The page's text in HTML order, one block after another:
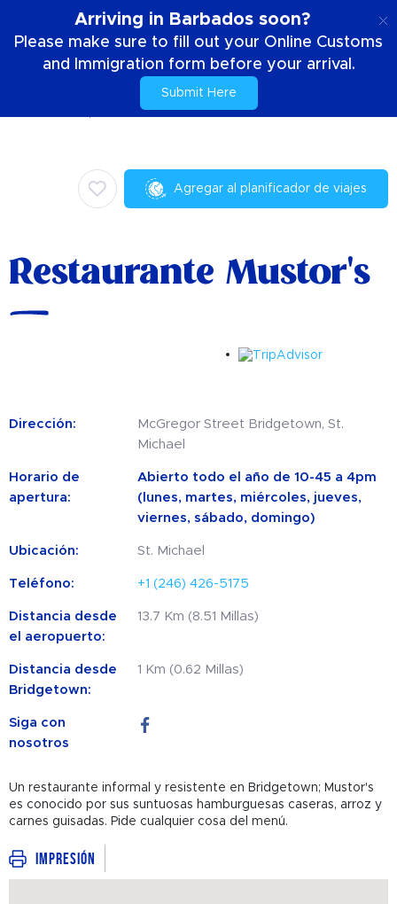
Arriving in Barbados soon?
Please make sure to fill out your Online Customs
and Immigration form before your arrival.
Submit Here
Cosas para hacer Culinario Restaurante Mustor's
Agregar al planificador de viajes
Restaurante Mustor's
Dirección:
McGregor Street Bridgetown, St.
Michael
Horario de
apertura:
Abierto todo el año de 10-45 a 4pm
(lunes, martes, miércoles, jueves,
viernes, sábado, domingo)
Ubicación: St. Michael
Teléfono: +1 (246) 426-5175
Distancia desde
el aeropuerto:
13.7 Km (8.51 Millas)
Distancia desde
Bridgetown:
1 Km (0.62 Millas)
Siga con
nosotros
Un restaurante informal y resistente en Bridgetown; Mustor's
es conocido por sus suntuosas hamburguesas caseras, arroz y
carnes guisadas. Pide cualquier cosa del menú.
Impresión